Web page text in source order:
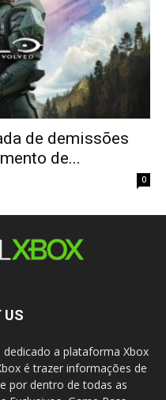
de demissões
de...
0
US
a plataforma Xbox
é trazer informações de
por dentro de todas as